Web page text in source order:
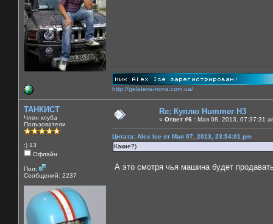
http://gelateria-roma.com.ua/
ТАНКИСТ
Член клуба
Пользователи
:) 13
Офлайн
Пол:
Сообщений: 2237
Re: Куплю Hummer H3
« Ответ #6 : Мая 08, 2013, 07:37:31
Цитата: Alex Ice от Мая 07, 2013, 23:54:01 pm
Какие?)
А это смотря чья машина будет